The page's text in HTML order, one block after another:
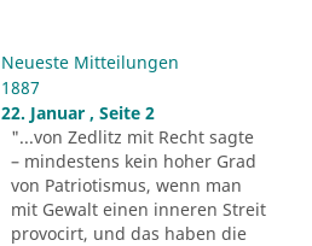
Neueste Mitteilungen
1887
22. Januar , Seite 2
"...von Zedlitz mit Recht sagte
– mindestens kein hoher Grad
von Patriotismus, wenn man
mit Gewalt einen inneren Streit
provocirt, und das haben die